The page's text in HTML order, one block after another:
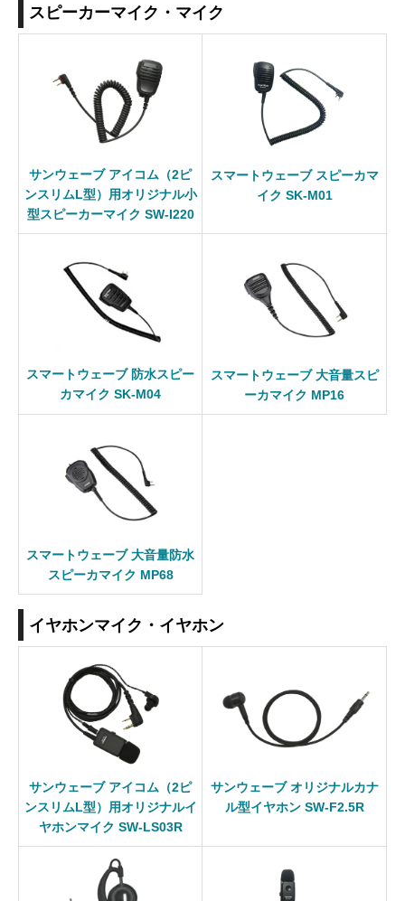
スピーカーマイク・マイク
サンウェーブ アイコム（2ピ
ンスリムL型）用オリジナル小
型スピーカーマイク SW-I220
スマートウェーブ スピーカマ
イク SK-M01
スマートウェーブ 防水スピー
カマイク SK-M04
スマートウェーブ 大音量スピ
ーカマイク MP16
スマートウェーブ 大音量防水
スピーカマイク MP68
イヤホンマイク・イヤホン
サンウェーブ アイコム（2ピ
ンスリムL型）用オリジナルイ
ヤホンマイク SW-LS03R
サンウェーブ オリジナルカナ
ル型イヤホン SW-F2.5R